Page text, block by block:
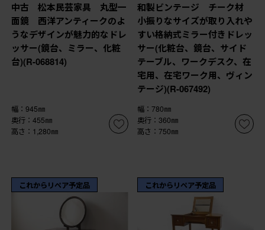
中古 松本民芸家具 丸型一
面鏡 西洋アンティークのよ
うなデザインが魅力的なドレ
ッサー(鏡台、ミラー、化粧
台)(R-068814)
幅：945㎜
奥行：455㎜
高さ：1,280㎜
和製ビンテージ チーク材
小振りなサイズが取り入れや
すい格納式ミラー付きドレッ
サー(化粧台、鏡台、サイド
テーブル、ワークデスク、在
宅用、在宅ワーク用、ヴィン
テージ)(R-067492)
幅：780㎜
奥行：360㎜
高さ：750㎜
これからリペア予定品 これからリペア予定品